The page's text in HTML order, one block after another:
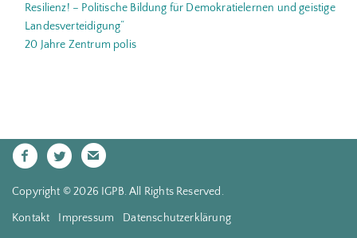
Resilienz! – Politische Bildung für Demokratielernen und geistige
Landesverteidigung“
20 Jahre Zentrum polis
Copyright © 2026 IGPB. All Rights Reserved.
Kontakt Impressum Datenschutzerklärung